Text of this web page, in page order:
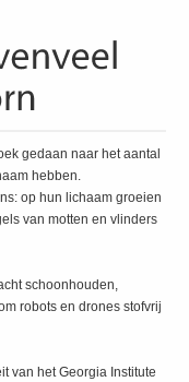
gedaan naar het aantal
hebben.
op hun lichaam groeien
van motten en vlinders
schoonhouden,
robots en drones stofvrij
van het Georgia Institute